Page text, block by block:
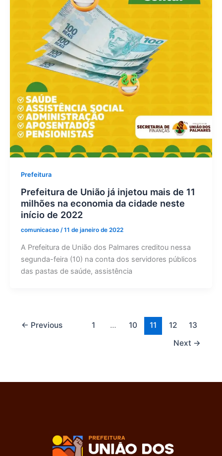
Prefeitura
Prefeitura de União já injetou mais de 11
milhões na economia da cidade neste
início de 2022
comunicacao /11 de janeiro de 2022
A Prefeitura de União dos Palmares creditou nessa
segunda-feira (10) na conta dos servidores públicos
das pastas de saúde, assistência
← Previous 1 … 10 11 12
13
Next →